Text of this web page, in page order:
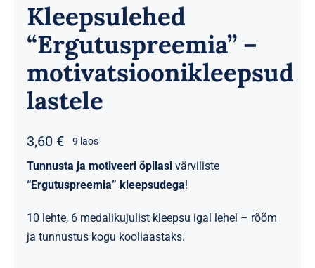
Kleepsulehed
“Ergutuspreemia” –
motivatsioonikleepsud
lastele
3,60 € 9 laos
Tunnusta ja motiveeri õpilasivärviliste
“Ergutuspreemia” kleepsudega!
10 lehte, 6 medalikujulist kleepsu igal lehel – rõõm
ja tunnustus kogu kooliaastaks.